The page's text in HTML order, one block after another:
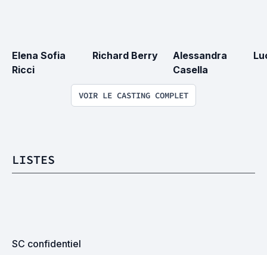
Elena Sofia
Ricci
Richard Berry
Alessandra
Casella
VOIR LE CASTING COMPLET
LISTES
SC confidentiel